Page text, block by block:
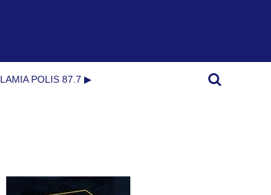
LAMIA POLIS 87.7 ▶︎